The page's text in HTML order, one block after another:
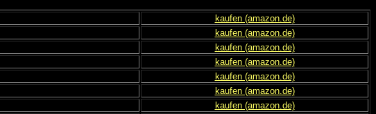
kaufen (amazon.de)
kaufen (amazon.de)
kaufen (amazon.de)
kaufen (amazon.de)
kaufen (amazon.de)
kaufen (amazon.de)
kaufen (amazon.de)